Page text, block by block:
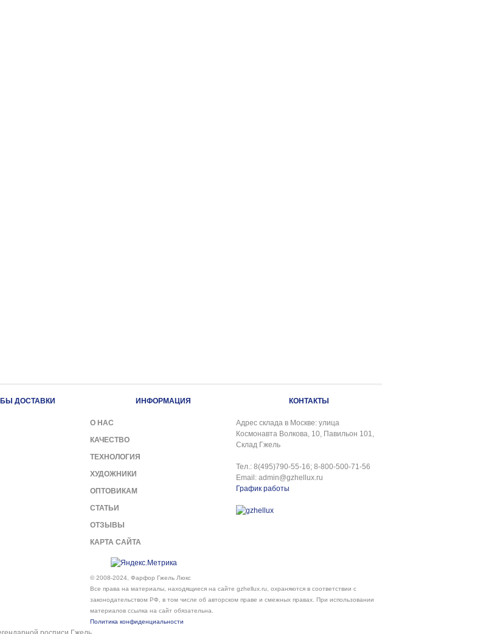
ДОСТАВКИ ИНФОРМАЦИЯ
О НАС
КАЧЕСТВО
ТЕХНОЛОГИЯ
ХУДОЖНИКИ
ОПТОВИКАМ
СТАТЬИ
ОТЗЫВЫ
КАРТА САЙТА
КОНТАКТЫ
Адрес склада в Москве: улица
Космонавта Волкова, 10, Павильон 101,
Склад Гжель
Тел.: 8(495)790-55-16; 8-800-500-71-56
Email: admin@gzhellux.ru
График работы
© 2008-2024, Фарфор Гжель Люкс
Все права на материалы, находящиеся на сайте gzhellux.ru, охраняются в соответствии с
законодательством РФ, в том числе об авторском праве и смежных правах. При использовании
материалов ссылка на сайт обязательна.
Политика конфиденциальности